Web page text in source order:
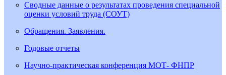
Сводные данные о результатах проведения специальной
оценки условий труда (СОУТ)
Обращения. Заявления.
Годовые отчеты
Научно-практическая конференция МОТ- ФНПР